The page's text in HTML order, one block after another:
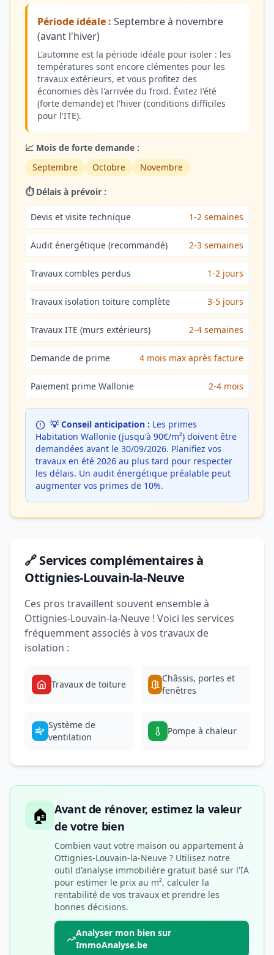
Période idéale : Septembre à novembre
(avant l'hiver)
L'automne est la période idéale pour isoler : les
températures sont encore clémentes pour les
travaux extérieurs, et vous profitez des
économies dès l'arrivée du froid. Évitez l'été
(forte demande) et l'hiver (conditions difficiles
pour l'ITE).
📈 Mois de forte demande :
Septembre
Octobre Novembre
⏱️ Délais à prévoir :
Devis et visite technique 1-2 semaines
Audit énergétique (recommandé) 2-3 semaines
Travaux combles perdus 1-2 jours
Travaux isolation toiture complète 3-5 jours
Travaux ITE (murs extérieurs) 2-4 semaines
Demande de prime 4 mois max après facture
Paiement prime Wallonie 2-4 mois
💡 Conseil anticipation : Les primes
Habitation Wallonie (jusqu'à 90€/m²) doivent être
demandées avant le 30/09/2026. Planifiez vos
travaux en été 2026 au plus tard pour respecter
les délais. Un audit énergétique préalable peut
augmenter vos primes de 10%.
🔗 Services complémentaires à
Ottignies-Louvain-la-Neuve
Ces pros travaillent souvent ensemble à
Ottignies-Louvain-la-Neuve ! Voici les services
fréquemment associés à vos travaux de
isolation :
Travaux de toiture
Châssis, portes et
fenêtres
Système de
ventilation
Pompe à chaleur
🏠 Avant de rénover, estimez la valeur
de votre bien
Combien vaut votre maison ou appartement à
Ottignies-Louvain-la-Neuve ? Utilisez notre
outil d'analyse immobilière gratuit basé sur l'IA
pour estimer le prix au m², calculer la
rentabilité de vos travaux et prendre les
bonnes décisions.
Analyser mon bien sur
ImmoAnalyse.be